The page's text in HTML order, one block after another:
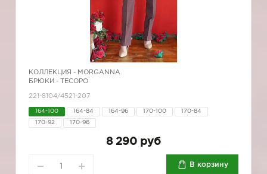
КОЛЛЕКЦИЯ - MORGANNA
БРЮКИ - ТЕСОРО
221-8104/4521-207
164-100 164-84 164-96 170-100 170-84
170-92 170-96
8 290 руб
В корзину